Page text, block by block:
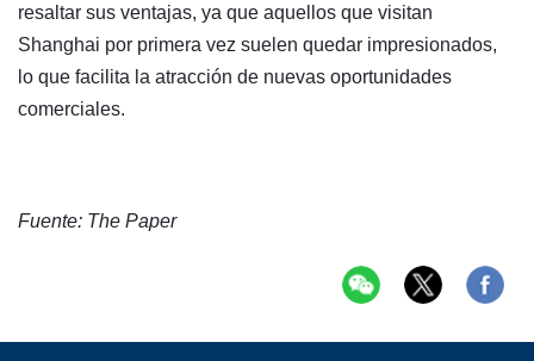
resaltar sus ventajas, ya que aquellos que visitan
Shanghai por primera vez suelen quedar impresionados,
lo que facilita la atracción de nuevas oportunidades
comerciales.
Fuente: The Paper